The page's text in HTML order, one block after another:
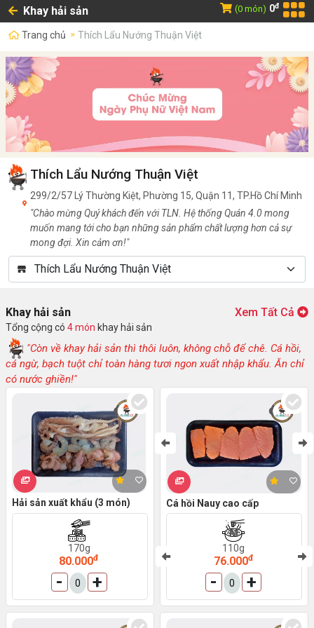
Khay hải sản (0 món) 0đ
Trang chủ Thích Lẩu Nướng Thuận Việt
Thích Lẩu Nướng Thuận Việt
299/2/57 Lý Thường Kiệt, Phường 15, Quận 11, TP.Hồ Chí Minh
"Chào mừng Quý khách đến với TLN. Hệ thống Quán 4.0 mong
muốn mang tới cho bạn những sản phẩm chất lượng hơn cả sự
mong đợi. Xin cảm ơn!"
Khay hải sản
Tổng cộng có 4 món khay hải sản
Xem Tất Cả
"Còn về khay hải sản thì thôi luôn, không chỗ để chê. Cá hồi,
cá ngừ, bạch tuột chỉ toàn hàng tươi ngon xuất nhập khẩu. Ăn chỉ
có nước ghiền!"
Hải sản xuất khẩu (3 món)
M
170g
80.000đ
- +
Cá hồi Nauy cao cấp
M
110g
76.000đ
- +